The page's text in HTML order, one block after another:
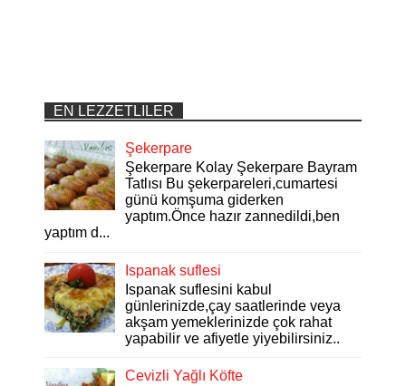
EN LEZZETLILER
Şekerpare
Şekerpare Kolay Şekerpare Bayram
Tatlısı Bu şekerpareleri,cumartesi
günü komşuma giderken
yaptım.Önce hazır zannedildi,ben
yaptım d...
Ispanak suflesi
Ispanak suflesini kabul
günlerinizde,çay saatlerinde veya
akşam yemeklerinizde çok rahat
yapabilir ve afiyetle yiyebilirsiniz..
Cevizli Yağlı Köfte